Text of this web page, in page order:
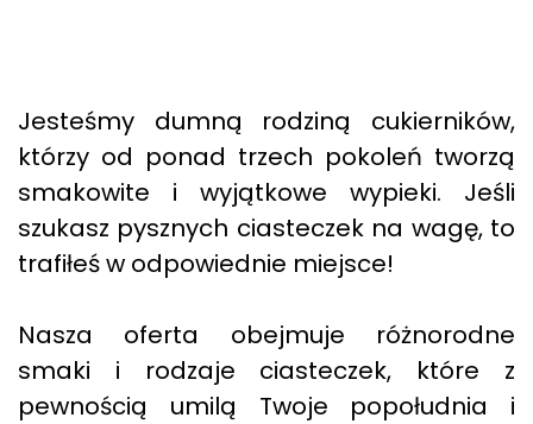
Jesteśmy dumną rodziną cukierników,
którzy od ponad trzech pokoleń tworzą
smakowite i wyjątkowe wypieki. Jeśli
szukasz pysznych ciasteczek na wagę, to
trafiłeś w odpowiednie miejsce!
Nasza oferta obejmuje różnorodne
smaki i rodzaje ciasteczek, które z
pewnością umilą Twoje popołudnia i